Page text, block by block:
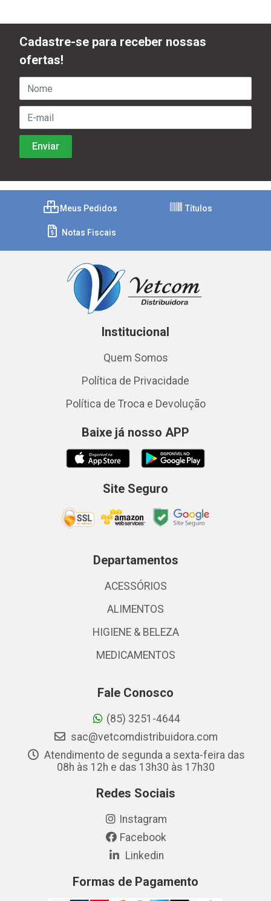
Cadastre-se para receber nossas
ofertas!
Meus Pedidos Títulos
Notas Fiscais
Institucional
Quem Somos
Política de Privacidade
Política de Troca e Devolução
Baixe já nosso APP
Site Seguro
Departamentos
ACESSÓRIOS
ALIMENTOS
HIGIENE & BELEZA
MEDICAMENTOS
Fale Conosco
(85) 3251-4644
sac@vetcomdistribuidora.com
Atendimento de segunda a sexta-feira das
08h às 12h e das 13h30 às 17h30
Redes Sociais
Instagram
Facebook
Linkedin
Formas de Pagamento